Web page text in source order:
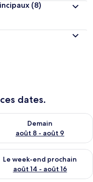
(8)
dates.
7 - août 8
Demain
août 8 - août 9
la disponibilité pour
end août 7 - août 9
Le week-end prochain
août 14 - août 16
la disponibilité pour